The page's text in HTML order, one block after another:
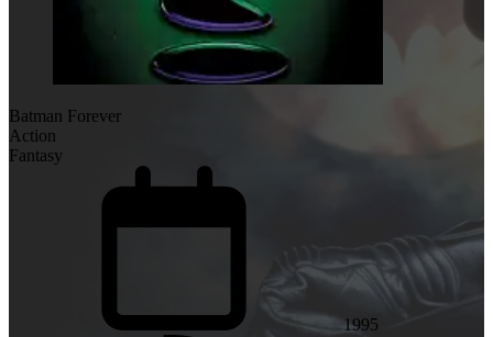
Batman Forever
Action
Fantasy
1995